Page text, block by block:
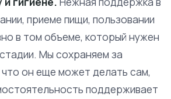
приеме пищи, пользовании
в том объеме, который нужен
Мы сохраняем за
что он еще может делать сам,
поддерживает